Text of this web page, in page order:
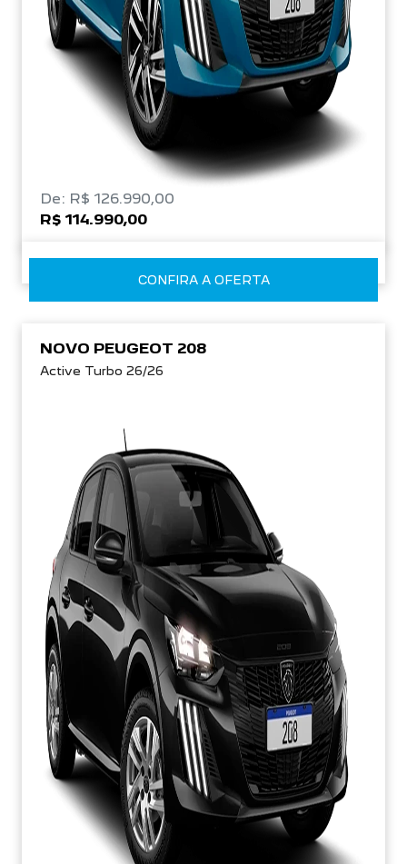
De: R$ 126.990,00
R$ 114.990,00
CONFIRA A OFERTA
NOVO PEUGEOT 208
Active Turbo 26/26